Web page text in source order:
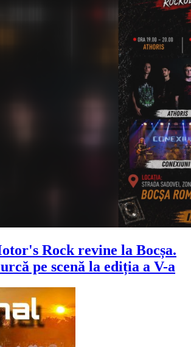
Rock revine la Bocșa.
pe scenă la ediția a V-a